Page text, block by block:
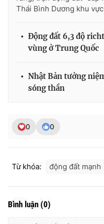
Ðiện thoại Thời báo VTV:
Liên hệ quảng cáo:024-
® Cấm sao chép dưới mọi
Thái Bình Dương khu
Động đất 6,3 độ
vùng ở Trung Quốc
Nhật Bản tưởng
sóng thần
0 0
Từ khóa: động đất mạnh
Bình luận (0)